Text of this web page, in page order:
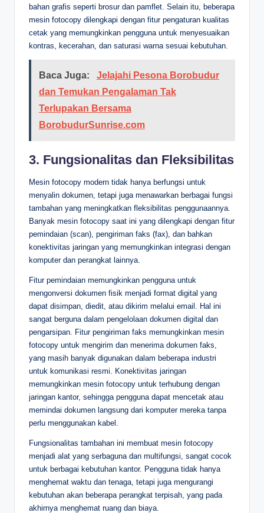
bahan grafis seperti brosur dan pamflet. Selain itu, beberapa
mesin fotocopy dilengkapi dengan fitur pengaturan kualitas
cetak yang memungkinkan pengguna untuk menyesuaikan
kontras, kecerahan, dan saturasi warna sesuai kebutuhan.
Baca Juga:
Jelajahi Pesona Borobudur
dan Temukan Pengalaman Tak
Terlupakan Bersama
BorobudurSunrise.com
3. Fungsionalitas dan Fleksibilitas
Mesin fotocopy modern tidak hanya berfungsi untuk
menyalin dokumen, tetapi juga menawarkan berbagai fungsi
tambahan yang meningkatkan fleksibilitas penggunaannya.
Banyak mesin fotocopy saat ini yang dilengkapi dengan fitur
pemindaian (scan), pengiriman faks (fax), dan bahkan
konektivitas jaringan yang memungkinkan integrasi dengan
komputer dan perangkat lainnya.
Fitur pemindaian memungkinkan pengguna untuk
mengonversi dokumen fisik menjadi format digital yang
dapat disimpan, diedit, atau dikirim melalui email. Hal ini
sangat berguna dalam pengelolaan dokumen digital dan
pengarsipan. Fitur pengiriman faks memungkinkan mesin
fotocopy untuk mengirim dan menerima dokumen faks,
yang masih banyak digunakan dalam beberapa industri
untuk komunikasi resmi. Konektivitas jaringan
memungkinkan mesin fotocopy untuk terhubung dengan
jaringan kantor, sehingga pengguna dapat mencetak atau
memindai dokumen langsung dari komputer mereka tanpa
perlu menggunakan kabel.
Fungsionalitas tambahan ini membuat mesin fotocopy
menjadi alat yang serbaguna dan multifungsi, sangat cocok
untuk berbagai kebutuhan kantor. Pengguna tidak hanya
menghemat waktu dan tenaga, tetapi juga mengurangi
kebutuhan akan beberapa perangkat terpisah, yang pada
akhirnya menghemat ruang dan biaya.